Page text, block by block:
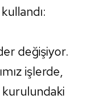
değişiyor.
işlerde,